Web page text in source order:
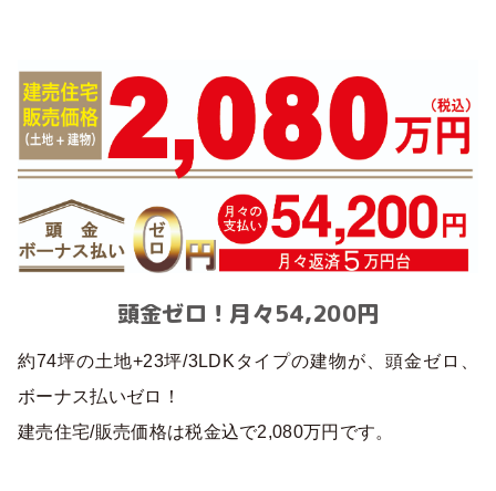
頭金ゼロ！月々54,200円
約74坪の土地+23坪/3LDKタイプの建物が、頭金ゼロ、
ボーナス払いゼロ！
建売住宅/販売価格は税金込で2,080万円です。